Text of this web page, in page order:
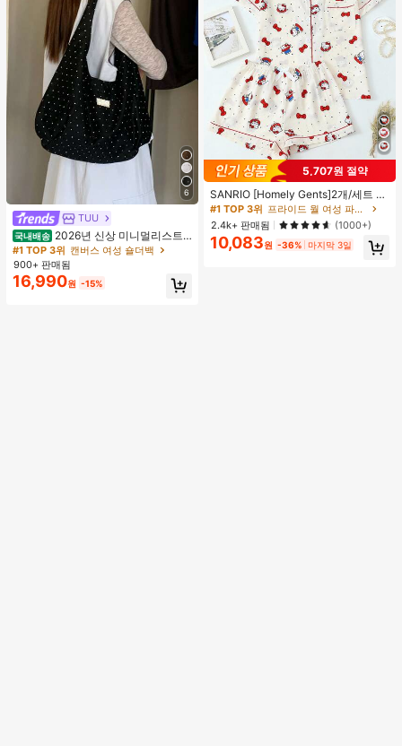
6
TUU
국내배송 2026년 신상 미니멀리스트
도트 캔버스 토트백, 대용량 캐주얼 다
용도 통근 숄더 핸드백
#1 TOP 3위 캔버스 여성 숄더백
900+ 판매됨
16,990원 -15%
5,707원 절약
SANRIO [Homely Gents]2개/세트 여
성 프린트 라펠 반팔 버튼 포켓 상의
및 보우 반바지 잠옷 세트, 캐주얼 홈
웨어, 봄/여름에 적합
#1 TOP 3위
프라이드 월 여성 파자마 세트
높은 재방문 고객
거의 매진!
#1 TOP 3위
프라이드 월 여성 파자마 세트
높은 재방문 고객
거의 매진!
#1 TOP 3위
프라이드 월 여성 파자마 세트
높은 재방문 고객
거의 매진!
#1 TOP 3위
2.4k+ 판매됨 (1000+)
10,083원 -36% 마지막 3일